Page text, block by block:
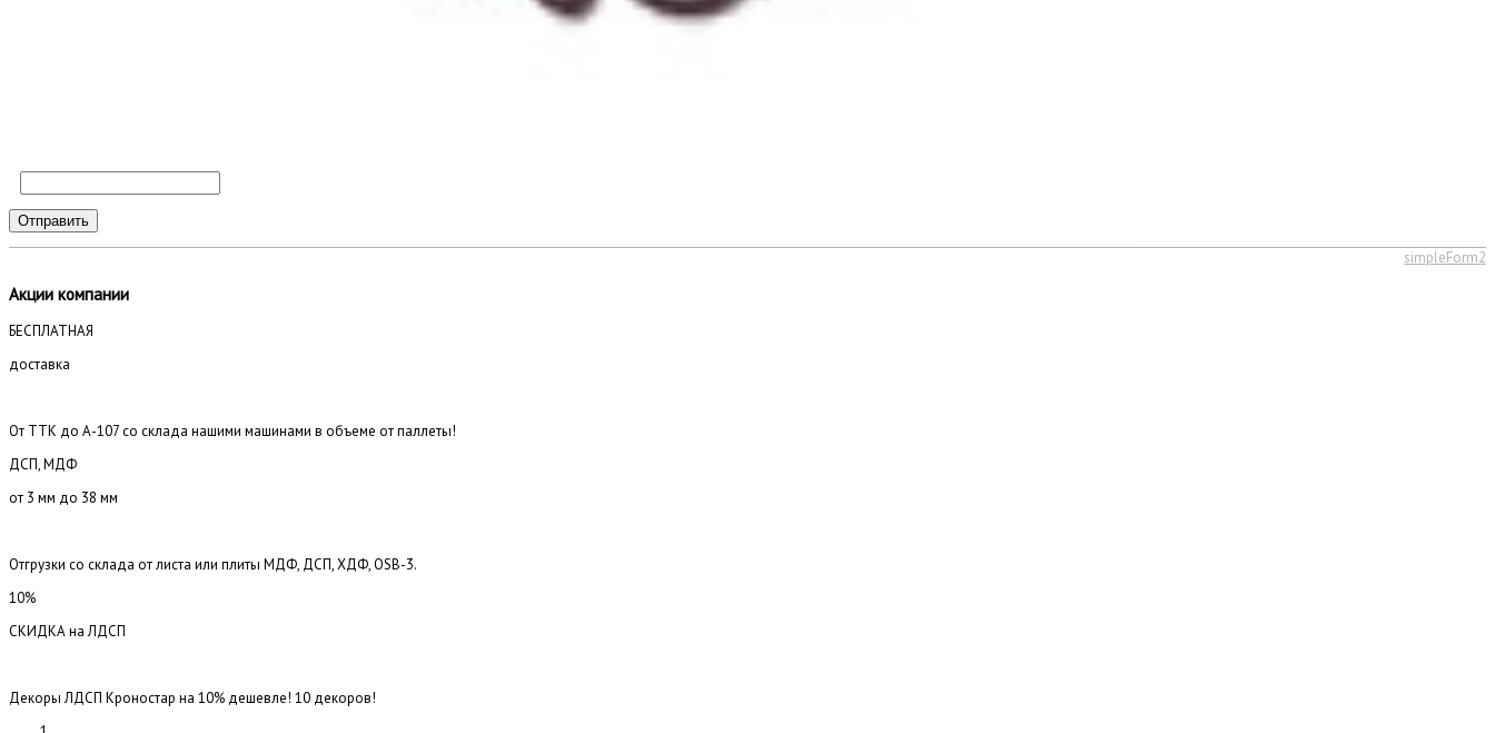
Отправить
simpleForm2
Акции компании
БЕСПЛАТНАЯ
доставка
От ТТК до А-107 со склада нашими машинами в объеме от паллеты!
ДСП, МДФ
от 3 мм до 38 мм
Отгрузки со склада от листа или плиты МДФ, ДСП, ХДФ, OSB-3.
10%
СКИДКА на ЛДСП
Декоры ЛДСП Кроностар на 10% дешевле! 10 декоров!